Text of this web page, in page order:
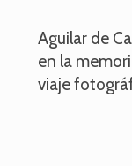
Aguilar de
en la
viaje